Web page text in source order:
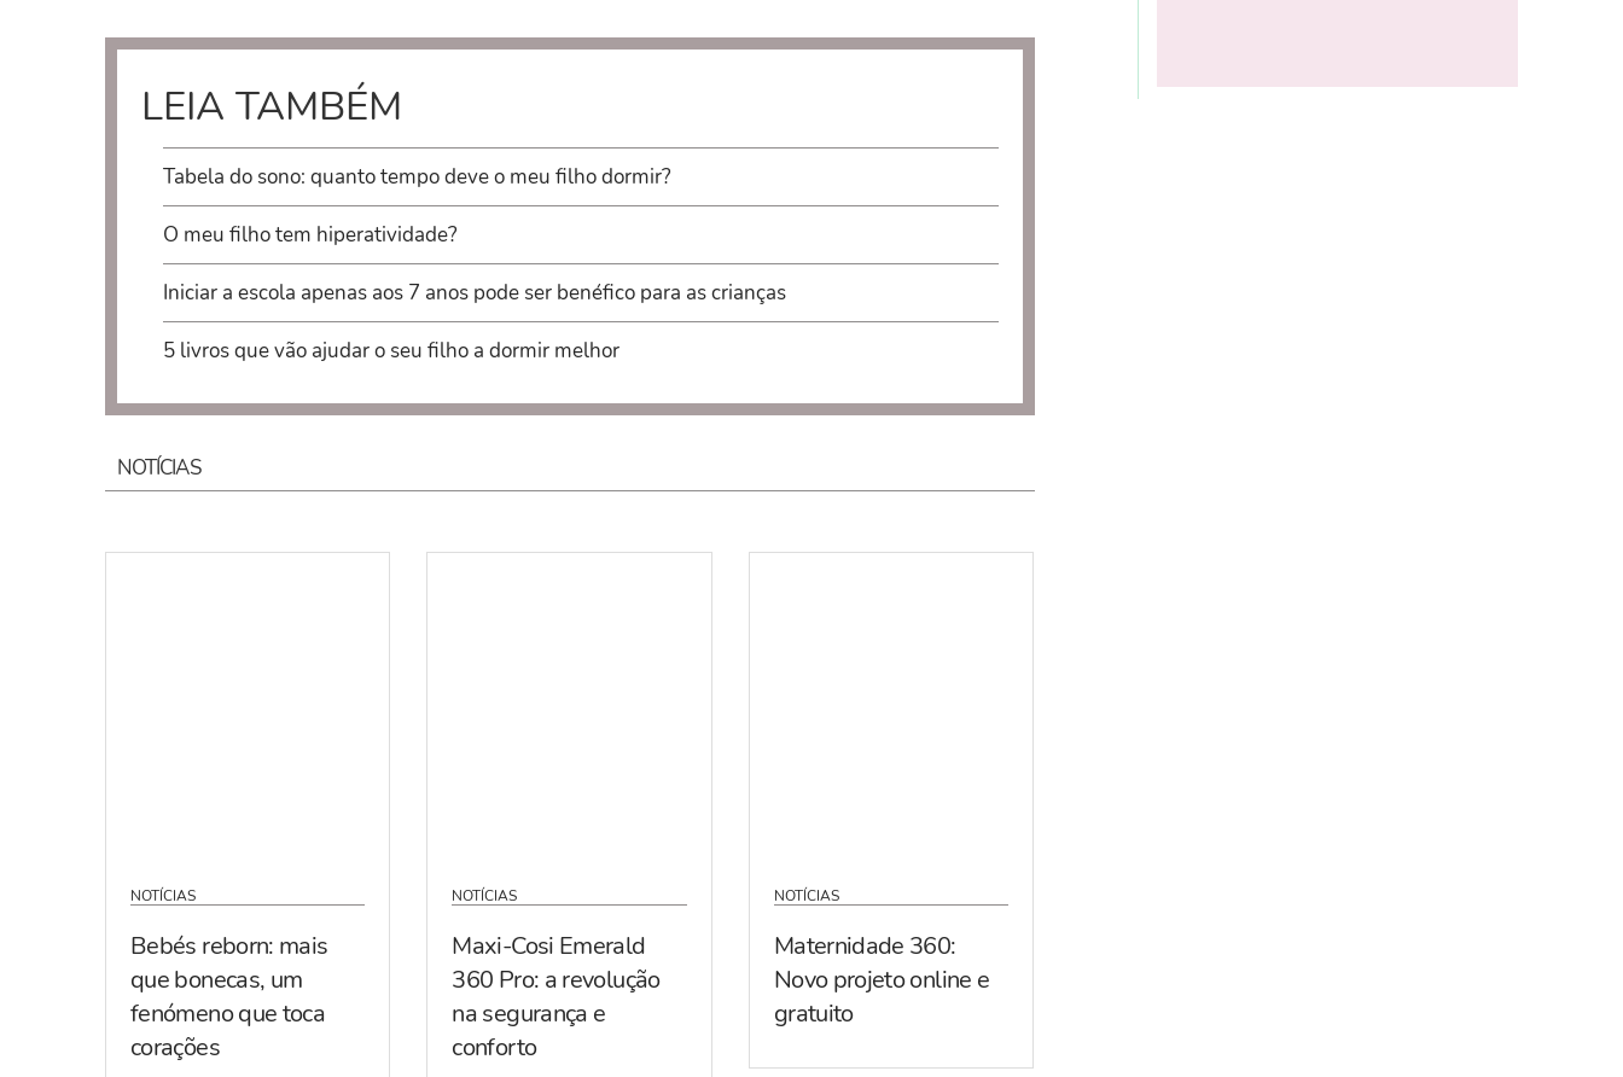
LEIA TAMBÉM
Tabela do sono: quanto tempo deve o meu filho dormir?
O meu filho tem hiperatividade?
Iniciar a escola apenas aos 7 anos pode ser benéfico para as crianças
5 livros que vão ajudar o seu filho a dormir melhor
NOTÍCIAS
NOTÍCIAS
Bebés reborn: mais
que bonecas, um
fenómeno que toca
corações
NOTÍCIAS
Maxi-Cosi Emerald
360 Pro: a revolução
na segurança e
conforto
NOTÍCIAS
Maternidade 360:
Novo projeto online e
gratuito